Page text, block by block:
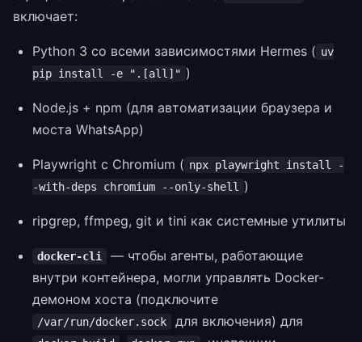
включает:
Python 3 со всеми зависимостями Hermes ( uv
pip install -e ".[all]" )
Node.js + npm (для автоматизации браузера и
моста WhatsApp)
Playwright с Chromium ( npx playwright install -
-with-deps chromium --only-shell
)
ripgrep, ffmpeg, git и tini как системные утилиты
docker-cli
— чтобы агенты, работающие
внутри контейнера, могли управлять Docker-
демоном хоста (подключите
/var/run/docker.sock для включения) для